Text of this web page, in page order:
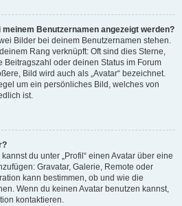
Benutzernamen angezeigt werden?
Bilder bei deinem Benutzernamen stehen.
Rang verknüpft: Oft sind dies Sterne,
Beitragszahl oder deinen Status im Forum
Bild wird auch als „Avatar“ bezeichnet.
um ein persönliches Bild, welches von
ist.
du unter „Profil“ einen Avatar über eine
Gravatar, Galerie, Remote oder
kann bestimmen, ob und wie die
Wenn du keinen Avatar benutzen kannst,
kontaktieren.